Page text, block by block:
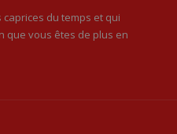
du temps et qui
que vous êtes de plus en